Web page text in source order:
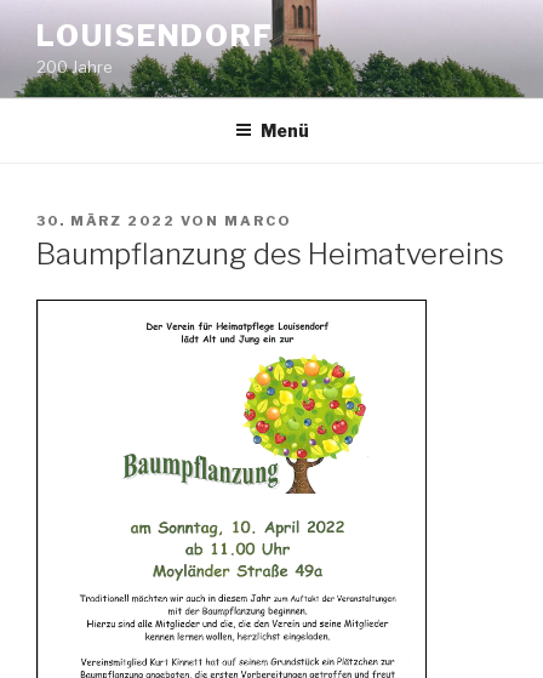
Inhalt
springen
LOUISENDORF
200 Jahre
Menü
VERÖFFENTLICHT
AM
30. MÄRZ 2022 VON MARCO
Baumpflanzung des Heimatvereins